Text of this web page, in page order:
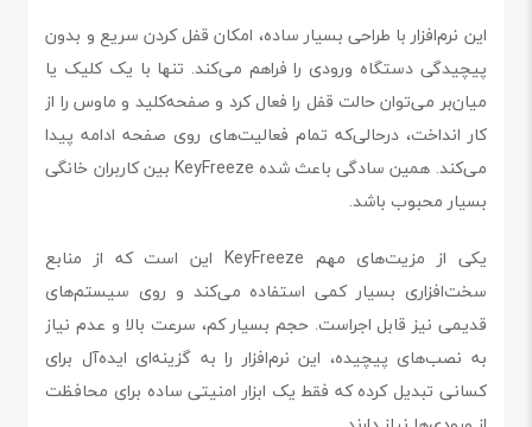
این نرم‌افزار با طراحی بسیار ساده، امکان قفل کردن سریع و بدون
پیچیدگی دستگاه ورودی را فراهم می‌کند. تنها با یک کلیک یا
میان‌بر می‌توان حالت قفل را فعال کرد و صفحه‌کلید و ماوس را از
کار انداخت، درحالی‌که تمام فعالیت‌های روی صفحه ادامه پیدا
می‌کند. همین سادگی باعث شده KeyFreeze بین کاربران خانگی
بسیار محبوب باشد.
یکی از مزیت‌های مهم KeyFreeze این است که از منابع
سخت‌افزاری بسیار کمی استفاده می‌کند و روی سیستم‌های
قدیمی نیز قابل اجراست. حجم بسیار کم، سرعت بالا و عدم نیاز
به نصب‌های پیچیده، این نرم‌افزار را به گزینه‌ای ایده‌آل برای
کسانی تبدیل کرده که فقط یک ابزار امنیتی ساده برای محافظت